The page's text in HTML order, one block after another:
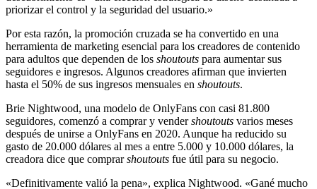
priorizar el control y la seguridad del usuario.»
Por esta razón, la promoción cruzada se ha convertido en una
herramienta de marketing esencial para los creadores de contenido
para adultos que dependen de los shoutouts para aumentar sus
seguidores e ingresos. Algunos creadores afirman que invierten
hasta el 50% de sus ingresos mensuales en shoutouts.
Brie Nightwood, una modelo de OnlyFans con casi 81.800
seguidores, comenzó a comprar y vendershoutouts varios meses
después de unirse a OnlyFans en 2020. Aunque ha reducido su
gasto de 20.000 dólares al mes a entre 5.000 y 10.000 dólares, la
creadora dice que comprarshoutouts fue útil para su negocio.
«Definitivamente valió la pena», explica Nightwood. «Gané mucho